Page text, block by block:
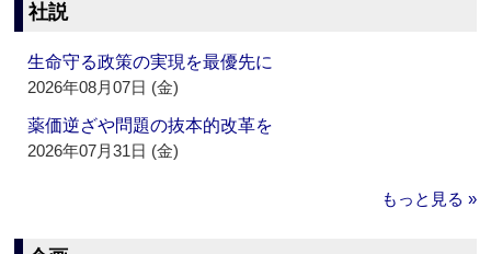
社説
生命守る政策の実現を最優先に
2026年08月07日 (金)
薬価逆ざや問題の抜本的改革を
2026年07月31日 (金)
もっと見る »